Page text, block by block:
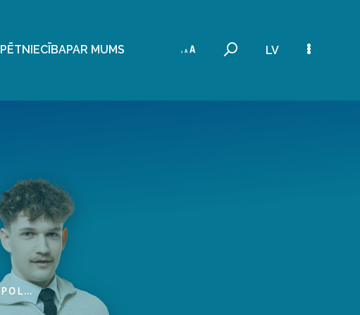
PĒTNIECĪBAPAR MUMS LV
ANTROPOLOĢIJA